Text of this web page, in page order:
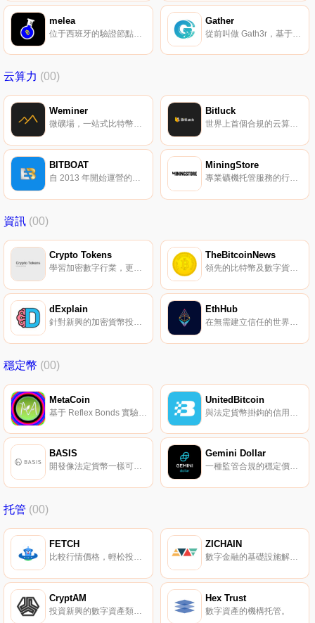
melea
位于西班牙的驗證節點服務商。
Gather
云算力 (00)
Weminer
微礦場，一站式比特幣挖礦服務平臺。
Bitluck
世界上首個合規的云算力平臺。
BITBOAT
自 2013 年開始運營的云算力平臺。
MiningStore
專業礦機托管服務的行業領導者。
資訊 (00)
Crypto Tokens
學習加密數字行業，更深入地技術分析。
TheBitcoinNews
領先的比特幣及數字貨幣新聞。
dExplain
針對新興的加密貨幣投資者。
EthHub
在無需建立信任的世界，可信賴的資源。
穩定幣 (00)
MetaCoin
基于 Reflex Bonds 實驗型穩定幣。
UnitedBitcoin
BASIS
開發像法定貨幣一樣可被輕松使用的數字貨幣。
Gemini Dollar
一種監管合規的穩定價值貨幣。
托管 (00)
FETCH
比較行情價格，輕松投資組合，并實時交易。
ZICHAIN
數字金融的基礎設施解決方案。
CryptAM
投資新興的數字資產類別。
Hex Trust
數字資產的機構托管。